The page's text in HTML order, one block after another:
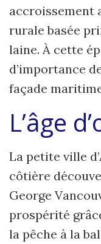
accroissement
rurale basée
laine. À cette
d’importance
façade
L’âge
La petite ville
côtière
George
prospérité
la pêche à la